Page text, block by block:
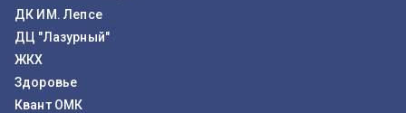
ДК ИМ. Лепсе
ДЦ "Лазурный"
ЖКХ
Здоровье
Квант ОМК